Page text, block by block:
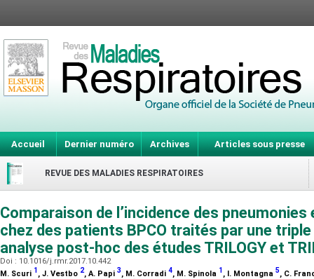
Accueil Dernier numéro Archives Articles sous presse
REVUE DES MALADIES RESPIRATOIRES
Comparaison de l’incidence des
chez des patients BPCO traités par une
analyse post-hoc des études TRILOGY et
Doi : 10.1016/j.rmr.2017.10.442
M. Scuri 1 , J. Vestbo 2, A. Papi 3, M. Corradi 4, M. Spinola 1 , I. Montagna 5, C.